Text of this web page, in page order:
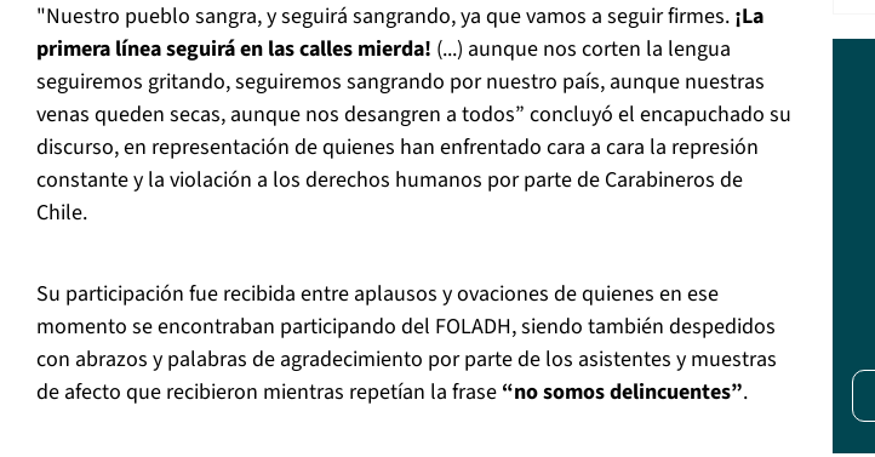
"Nuestro pueblo sangra, y seguirá sangrando, ya que vamos a seguir firmes. ¡La
primera línea seguirá en las calles mierda! (...) aunque nos corten la lengua
seguiremos gritando, seguiremos sangrando por nuestro país, aunque nuestras
venas queden secas, aunque nos desangren a todos” concluyó el encapuchado su
discurso, en representación de quienes han enfrentado cara a cara la represión
constante y la violación a los derechos humanos por parte de Carabineros de
Chile.
Su participación fue recibida entre aplausos y ovaciones de quienes en ese
momento se encontraban participando del FOLADH, siendo también despedidos
con abrazos y palabras de agradecimiento por parte de los asistentes y muestras
de afecto que recibieron mientras repetían la frase “no somos delincuentes”.